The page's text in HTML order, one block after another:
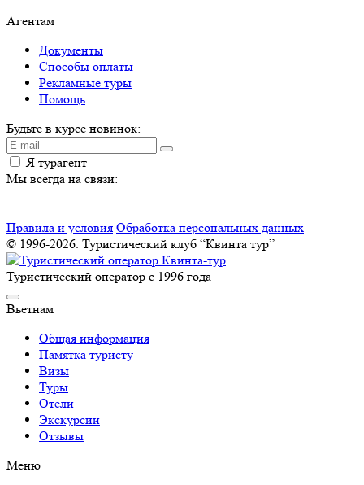
Агентам
Документы
Способы оплаты
Рекламные туры
Помощь
Будьте в курсе новинок:
Я турагент
Мы всегда на связи:
Правила и условия Обработка персональных данных
© 1996-2026. Туристический клуб “Квинта тур”
Туристический оператор с 1996 года
Вьетнам
Общая информация
Памятка туристу
Визы
Туры
Отели
Экскурсии
Отзывы
Меню